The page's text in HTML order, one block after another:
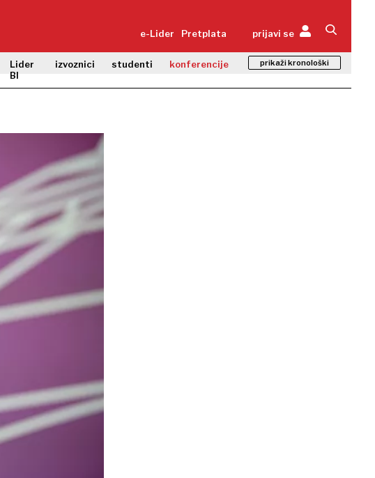
e-Lider Pretplata prijavi se
Lider
BI
izvoznici studenti konferencije prikaži kronološki